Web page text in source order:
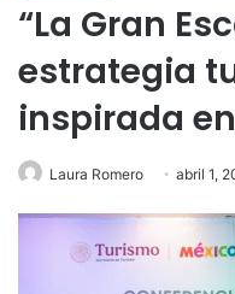
“La Gran
estrategia
inspirada
Laura Romero abril 1,